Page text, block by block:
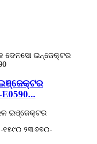
ଇଞ୍ଜେକ୍ଟର
୨୩୬୭୦-